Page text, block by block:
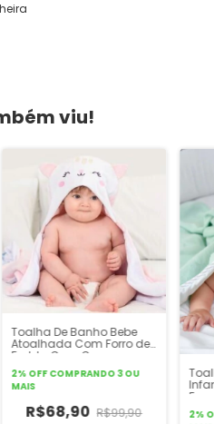
viu!
Toalha De Banho Bebe
Atoalhada Com Forro de
Fralda Com Capuz
Bordado Mami Bichuus
2% OFFCOMPRANDO 3 OU
MAIS
R$68,90 R$99,90
2%